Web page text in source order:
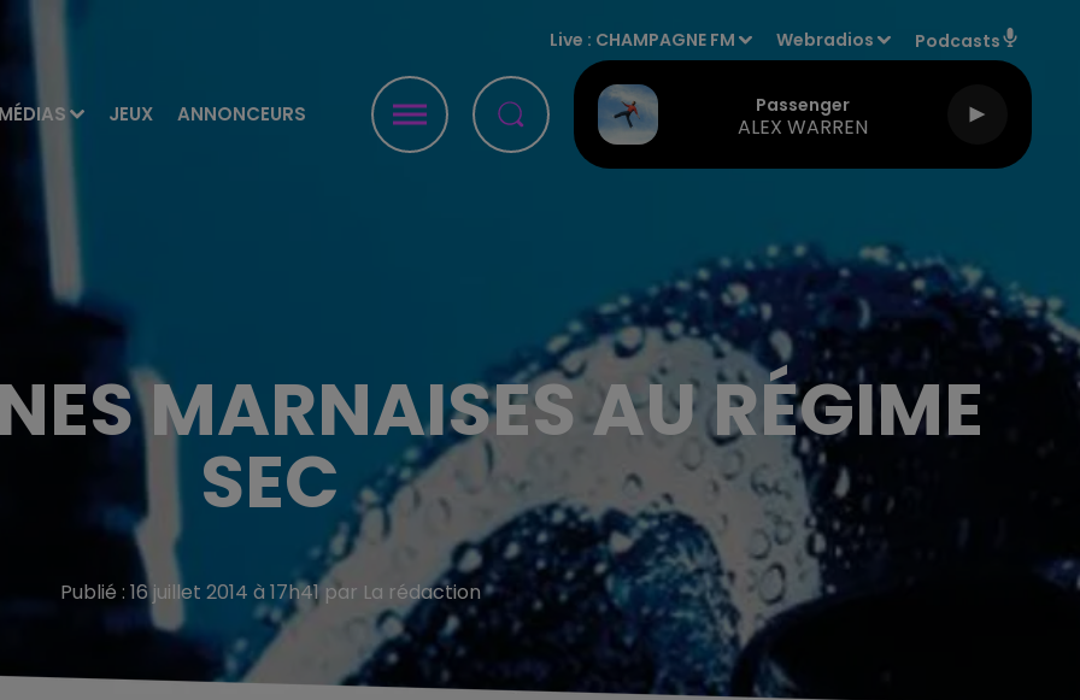
MÉDIAS JEUX ANNONCEURS
Live : CHAMPAGNE FM Webradios Podcasts
Passenger
ALEX WARREN
MARNAISES AU RÉGIME
SEC
Publié : 16 juillet 2014 à 17h41 par La rédaction